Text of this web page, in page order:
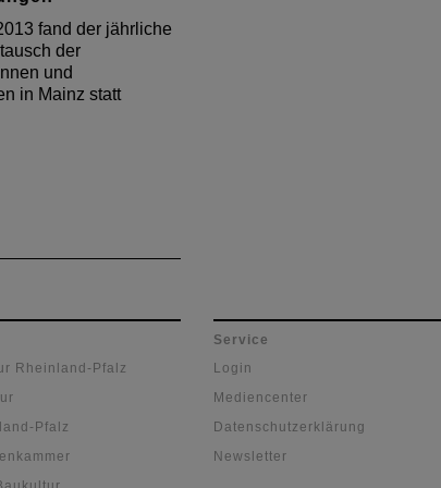
fand der jährliche
der
und
in Mainz statt
Rheinland-Pfalz
Pfalz
Service
Login
Mediencenter
Datenschutzerklärung
Newsletter